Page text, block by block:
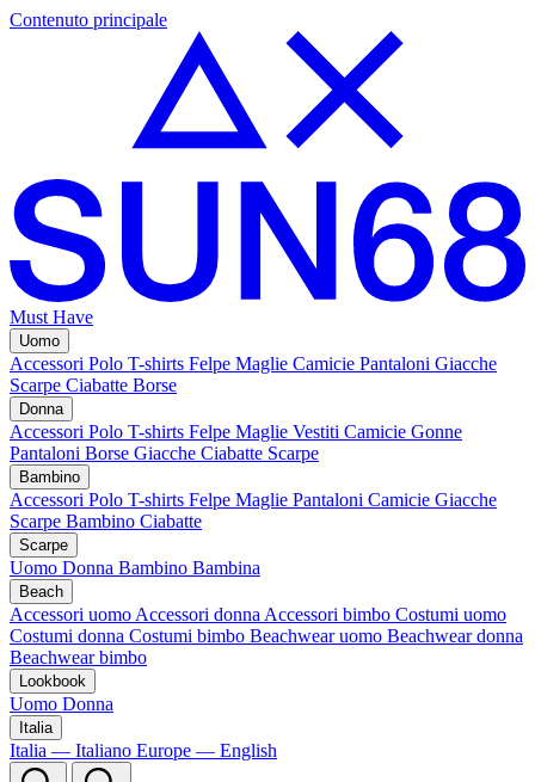
Contenuto principale
Must Have
Uomo
Accessori Polo T-shirts Felpe Maglie Camicie Pantaloni Giacche
Scarpe Ciabatte Borse
Donna
Accessori Polo T-shirts Felpe Maglie Vestiti Camicie Gonne
Pantaloni Borse Giacche Ciabatte Scarpe
Bambino
Accessori Polo T-shirts Felpe Maglie Pantaloni Camicie Giacche
Scarpe Bambino Ciabatte
Scarpe
Uomo Donna Bambino Bambina
Beach
Accessori uomo Accessori donna Accessori bimbo Costumi uomo
Costumi donna Costumi bimbo Beachwear uomo Beachwear donna
Beachwear bimbo
Lookbook
Uomo Donna
Italia
Italia — Italiano Europe — English